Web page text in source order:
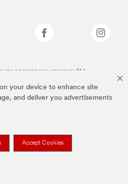
your device to enhance site
and deliver you advertisements
Accept Cookies
є торговими марками 3M.